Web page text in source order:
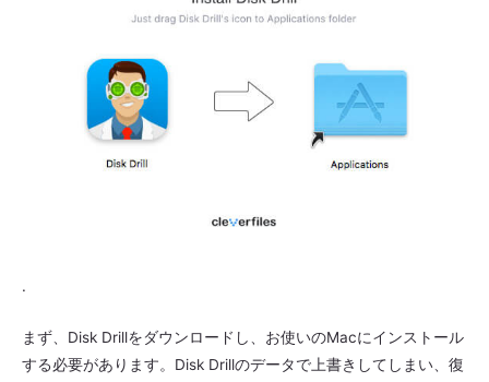
.
まず、Disk Drillをダウンロードし、お使いのMacにインストール
する必要があります。Disk Drillのデータで上書きしてしまい、復